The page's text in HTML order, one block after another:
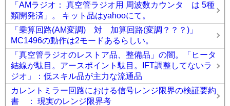
「AMラジオ： 真空管ラジオ用 周波数カウンタ は 5種
類開発済」。 キット品はyahooにて。
「乗算回路(AM変調) 対 加算回路(変調？？？)」
MC1496の動作は2モードあるらしい。
「真空管ラジオのレストア品、整備品」の闇。「ヒータ
結線が駄目。アースポイント駄目。IFT調整してないラ
ジオ」：低スキル品が主力な流通品
カレントミラー回路における信号レンジ限界の検証要約
書 ： 現実のレンジ限界考